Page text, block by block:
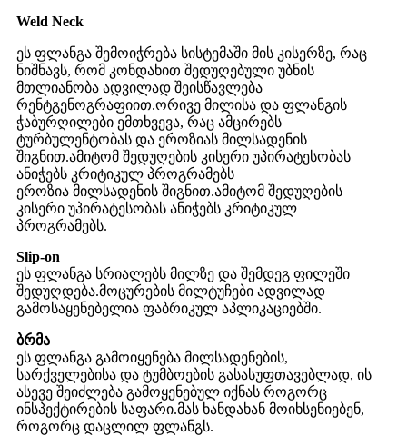
Weld Neck
ეს ფლანგა შემოიჭრება სისტემაში მის კისერზე, რაც
ნიშნავს, რომ კონდახით შედუღებული უბნის
მთლიანობა ადვილად შეისწავლება
რენტგენოგრაფიით.ორივე მილისა და ფლანგის
ჭაბურღილები ემთხვევა, რაც ამცირებს
ტურბულენტობას და ეროზიას მილსადენის
შიგნით.ამიტომ შედუღების კისერი უპირატესობას
ანიჭებს კრიტიკულ პროგრამებს
ეროზია მილსადენის შიგნით.ამიტომ შედუღების
კისერი უპირატესობას ანიჭებს კრიტიკულ
პროგრამებს.
Slip-on
ეს ფლანგა სრიალებს მილზე და შემდეგ ფილეში
შედუღდება.მოცურების მილტუჩები ადვილად
გამოსაყენებელია ფაბრიკულ აპლიკაციებში.
ბრმა
ეს ფლანგა გამოიყენება მილსადენების,
სარქველებისა და ტუმბოების გასასუფთავებლად, ის
ასევე შეიძლება გამოყენებულ იქნას როგორც
ინსპექტირების საფარი.მას ხანდახან მოიხსენიებენ,
როგორც დაცლილ ფლანგს.